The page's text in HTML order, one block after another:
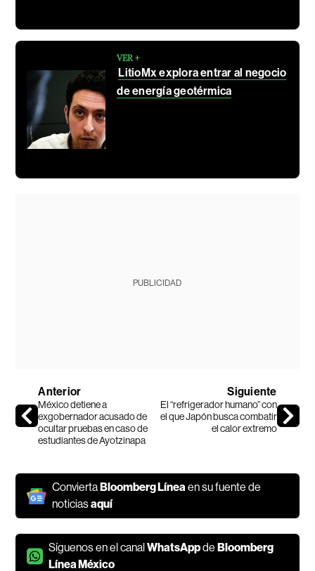
VER +
LitioMx explora entrar al negocio
de energía geotérmica
PUBLICIDAD
Anterior
México detiene a
exgobernador acusado de
ocultar pruebas en caso de
estudiantes de Ayotzinapa
Siguiente
El “refrigerador humano” con
el que Japón busca combatir
el calor extremo
Convierta Bloomberg Líneaen su fuente de
noticiasaquí
Síguenos en el canalWhatsAppde Bloomberg
Línea México